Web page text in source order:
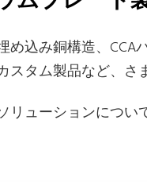
込み銅構造、
タム製品など、さ
ューションについ